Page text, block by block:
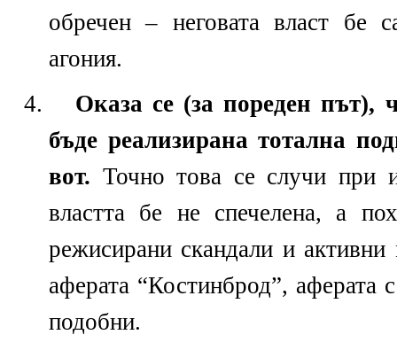
обречен – неговата власт бе
агония.
Оказа се (за пореден път),
бъде реализирана тотална
вот. Точно това се случи при
властта бе не спечелена, а
режисирани скандали и
аферата “Костинброд”, аферата
подобни.